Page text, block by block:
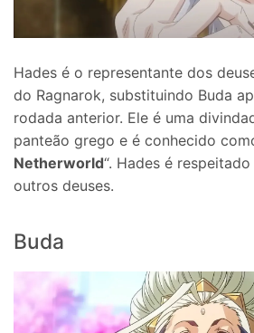
Hades é o representante dos
do Ragnarok, substituindo Buda
rodada anterior. Ele é uma
panteão grego e é conhecido
Netherworld“. Hades é
outros deuses.
Buda